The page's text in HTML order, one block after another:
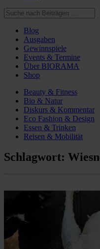
Blog
Ausgaben
Gewinnspiele
Events & Termine
Über BIORAMA
Shop
Beauty & Fitness
Bio & Natur
Diskurs & Kommentar
Eco Fashion & Design
Essen & Trinken
Reisen & Mobilität
Schlagwort: